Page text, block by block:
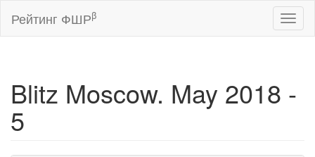
Рейтинг ФШРβ
Blitz Moscow. May 2018 -
5